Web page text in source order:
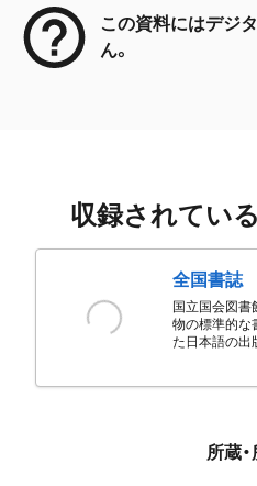
この資料にはデジ
ん。
収録されてい
全国書誌
国立国会図書
物の標準的な
た日本語の出
所蔵